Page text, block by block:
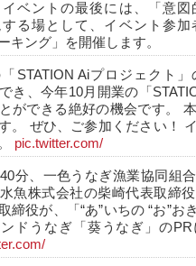
ベントの最後には、「意図
する場として、イベント参
キング」を開催します。
STATION Aiプロジェクト
き、今年10月開業の「
とができる絶好の機会です。
。 ぜひ、ご参加ください！
pic.twitter.com/
分、一色うなぎ漁業協同組
魚株式会社の柴崎代表取締
締役が、「“あ”いちの “お”お
ドうなぎ「葵うなぎ」の